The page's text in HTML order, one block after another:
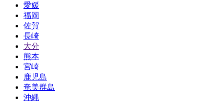
愛媛
福岡
佐賀
長崎
大分
熊本
宮崎
鹿児島
奄美群島
沖縄